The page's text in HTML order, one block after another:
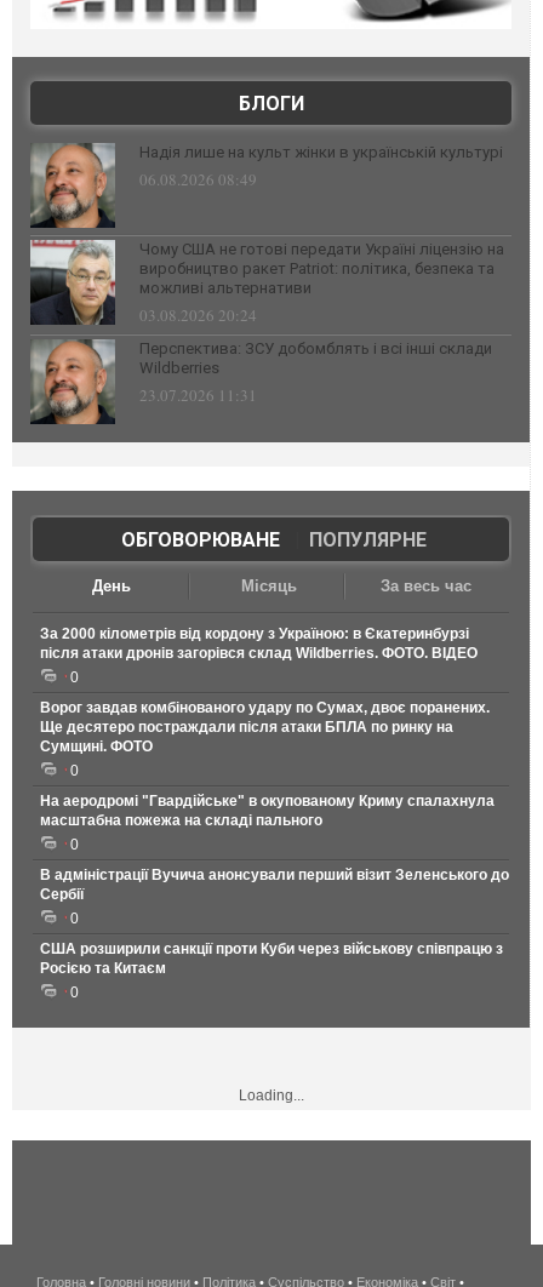
БЛОГИ
Надія лише на культ жінки в українській культурі
06.08.2026 08:49
Чому США не готові передати Україні ліцензію на
виробництво ракет Patriot: політика, безпека та
можливі альтернативи
03.08.2026 20:24
Перспектива: ЗСУ добомблять і всі інші склади
Wildberries
23.07.2026 11:31
ОБГОВОРЮВАНЕ| ПОПУЛЯРНЕ
День Місяць За весь час
За 2000 кілометрів від кордону з Україною: в Єкатеринбурзі
після атаки дронів загорівся склад Wildberries. ФОТО. ВІДЕО
0
Ворог завдав комбінованого удару по Сумах, двоє поранених.
Ще десятеро постраждали після атаки БПЛА по ринку на
Сумщині. ФОТО
0
На аеродромі "Гвардійське" в окупованому Криму спалахнула
масштабна пожежа на складі пального
0
В адміністрації Вучича анонсували перший візит Зеленського до
Сербії
0
США розширили санкції проти Куби через військову співпрацю з
Росією та Китаєм
0
Loading...
беспроводной
Головна • Головні новини • Політика • Суспільство • Економіка • Світ •